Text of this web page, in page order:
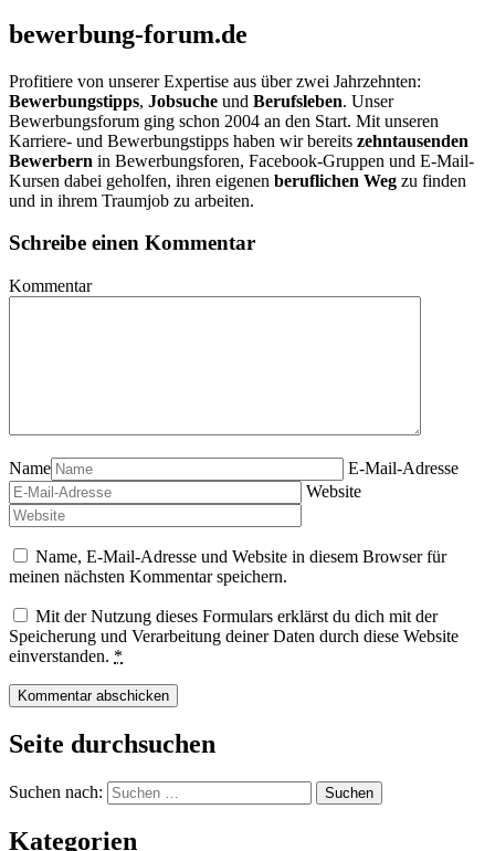
bewerbung-forum.de
Profitiere von unserer Expertise aus über zwei Jahrzehnten:
Bewerbungstipps, Jobsuche und Berufsleben. Unser
Bewerbungsforum ging schon 2004 an den Start. Mit unseren
Karriere- und Bewerbungstipps haben wir bereits zehntausenden
Bewerbern in Bewerbungsforen, Facebook-Gruppen und E-Mail-
Kursen dabei geholfen, ihren eigenen beruflichen Weg zu finden
und in ihrem Traumjob zu arbeiten.
Schreibe einen Kommentar
Kommentar
Name
E-Mail-Adresse
Website
Name, E-Mail-Adresse und Website in diesem Browser für
meinen nächsten Kommentar speichern.
Mit der Nutzung dieses Formulars erklärst du dich mit der
Speicherung und Verarbeitung deiner Daten durch diese Website
einverstanden. *
Seite durchsuchen
Suchen nach:
Kategorien